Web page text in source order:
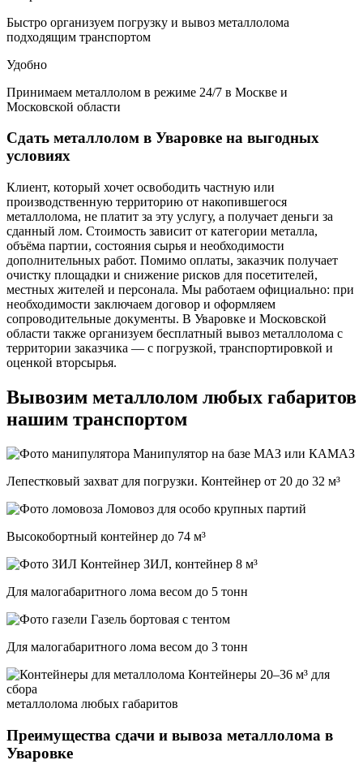
Быстро организуем погрузку и вывоз металлолома
подходящим транспортом
Удобно
Принимаем металлолом в режиме 24/7 в Москве и
Московской области
Сдать металлолом в Уваровке на выгодных
условиях
Клиент, который хочет освободить частную или
производственную территорию от накопившегося
металлолома, не платит за эту услугу, а получает деньги за
сданный лом. Стоимость зависит от категории металла,
объёма партии, состояния сырья и необходимости
дополнительных работ. Помимо оплаты, заказчик получает
очистку площадки и снижение рисков для посетителей,
местных жителей и персонала. Мы работаем официально: при
необходимости заключаем договор и оформляем
сопроводительные документы. В Уваровке и Московской
области также организуем бесплатный вывоз металлолома с
территории заказчика — с погрузкой, транспортировкой и
оценкой вторсырья.
Вывозим металлолом любых габаритов
нашим транспортом
Манипулятор на базе МАЗ или КАМАЗ
Лепестковый захват для погрузки. Контейнер от 20 до 32 м³
Ломовоз для особо крупных партий
Высокобортный контейнер до 74 м³
ЗИЛ, контейнер 8 м³
Для малогабаритного лома весом до 5 тонн
Газель бортовая с тентом
Для малогабаритного лома весом до 3 тонн
Контейнеры 20–36 м³ для
сбора
металлолома любых габаритов
Преимущества сдачи и вывоза металлолома в
Уваровке